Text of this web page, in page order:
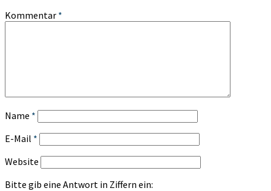
Kommentar *
Name *
E-Mail *
Website
Bitte gib eine Antwort in Ziffern ein: